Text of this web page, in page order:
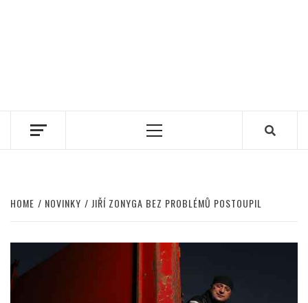
Primary
HOME NOVINKY JIŘÍ ZONYGA BEZ PROBLÉMŮ POSTOUPIL